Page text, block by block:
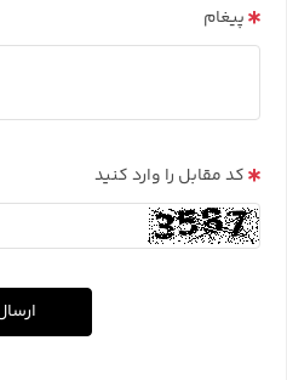
پیغام
کد مقابل را وارد کنید